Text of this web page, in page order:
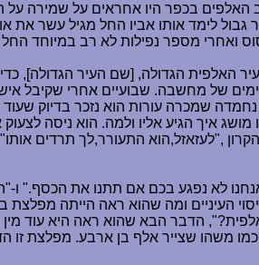
האלפים בכפר היו אחראים על שמירה על
ואחרי מספר נפילות לא רב במיוחד
האלפית הגדולה, [שם העיר הגדולה],
של מחשבה. שבועיים אחרי שקיבל
שמכרה עורות הוא נזכר בדיוק
מושג איך הגיע אליו ולמה. הוא ניסה
,"לעזאזל,הוא התעורר,לך תרדים
לא נפגע בכם אם תתנו את הכסף." ו-
העיניים ומה שהוא ראה הייתה מפלצת
הדבר הבא שהוא ראה היא עוד מין
כמו משהו שצייר אלף בן ארבע. מפלצת